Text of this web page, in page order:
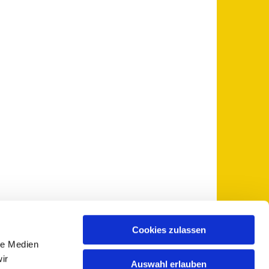
Medien
Cookies zulassen
Auswahl erlauben
0 pfarramt@sankt-otto.de